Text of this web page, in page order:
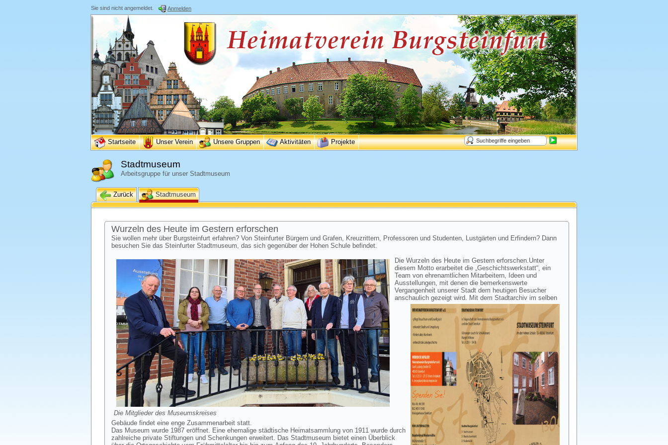
Sie sind nicht angemeldet. Anmelden
Startseite Unser Verein Unsere Gruppen Aktivitäten Projekte
Stadtmuseum
Arbeitsgruppe für unser Stadtmuseum
Zurück Stadtmuseum
Wurzeln des Heute im Gestern erforschen
Sie wollen mehr über Burgsteinfurt erfahren? Von Steinfurter Bürgern und Grafen, Kreuzrittern, Professoren und Studenten, Lustgärten und Erfindern? Dann
besuchen Sie das Steinfurter Stadtmuseum, das sich gegenüber der Hohen Schule befindet.
Die Mitglieder des Museumskreises
Die Wurzeln des Heute im Gestern erforschen.Unter
diesem Motto erarbeitet die „Geschichtswerkstatt“, ein
Team von ehrenamtlichen Mitarbeitern, Ideen und
Ausstellungen, mit denen die bemerkenswerte
Vergangenheit unserer Stadt dem heutigen Besucher
anschaulich gezeigt wird. Mit dem Stadtarchiv im selben
Gebäude findet eine enge Zusammenarbeit statt.
Das Museum wurde 1987 eröffnet. Eine ehemalige städtische Heimatsammlung von 1911 wurde durch
zahlreiche private Stiftungen und Schenkungen erweitert. Das Stadtmuseum bietet einen Überblick